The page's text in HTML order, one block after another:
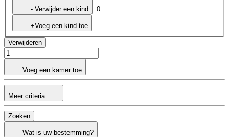
- Verwijder een kind
+Voeg een kind toe
Verwijderen
Voeg een kamer toe
Meer criteria
Zoeken
Wat is uw bestemming?